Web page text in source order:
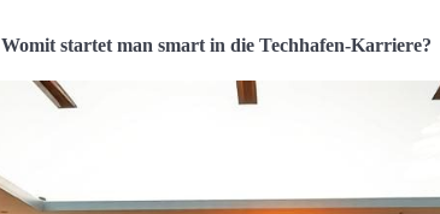
Womit startet man smart in die Techhafen-Karriere?